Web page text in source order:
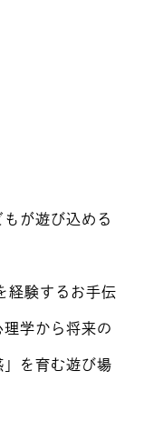
が遊び込める
経験するお手伝
学から将来の
を育む遊び場